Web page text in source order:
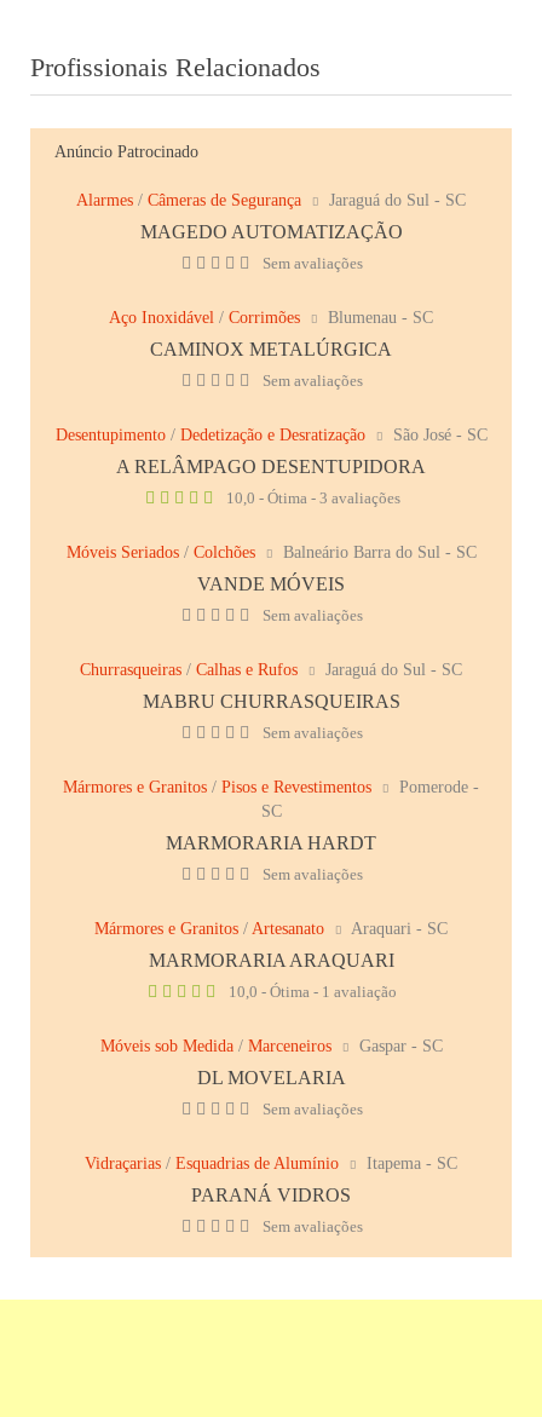
Profissionais Relacionados
Anúncio Patrocinado
Alarmes / Câmeras de Segurança Jaraguá do Sul - SC
MAGEDO AUTOMATIZAÇÃO
Sem avaliações
Aço Inoxidável / Corrimões Blumenau - SC
CAMINOX METALÚRGICA
Sem avaliações
Desentupimento/ Dedetização e Desratização São José - SC
A RELÂMPAGO DESENTUPIDORA
10,0 - Ótima - 3 avaliações
Móveis Seriados/ Colchões Balneário Barra do Sul - SC
VANDE MÓVEIS
Sem avaliações
Churrasqueiras / Calhas e Rufos Jaraguá do Sul - SC
MABRU CHURRASQUEIRAS
Sem avaliações
Mármores e Granitos / Pisos e Revestimentos
Pomerode -
SC
MARMORARIA HARDT
Sem avaliações
Mármores e Granitos / Artesanato Araquari - SC
MARMORARIA ARAQUARI
10,0 - Ótima - 1 avaliação
Móveis sob Medida/ Marceneiros Gaspar - SC
DL MOVELARIA
Sem avaliações
Vidraçarias / Esquadrias de Alumínio Itapema - SC
PARANÁ VIDROS
Sem avaliações